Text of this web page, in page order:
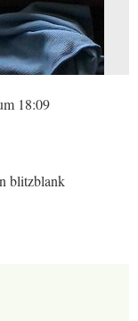
18:09
blitzblank